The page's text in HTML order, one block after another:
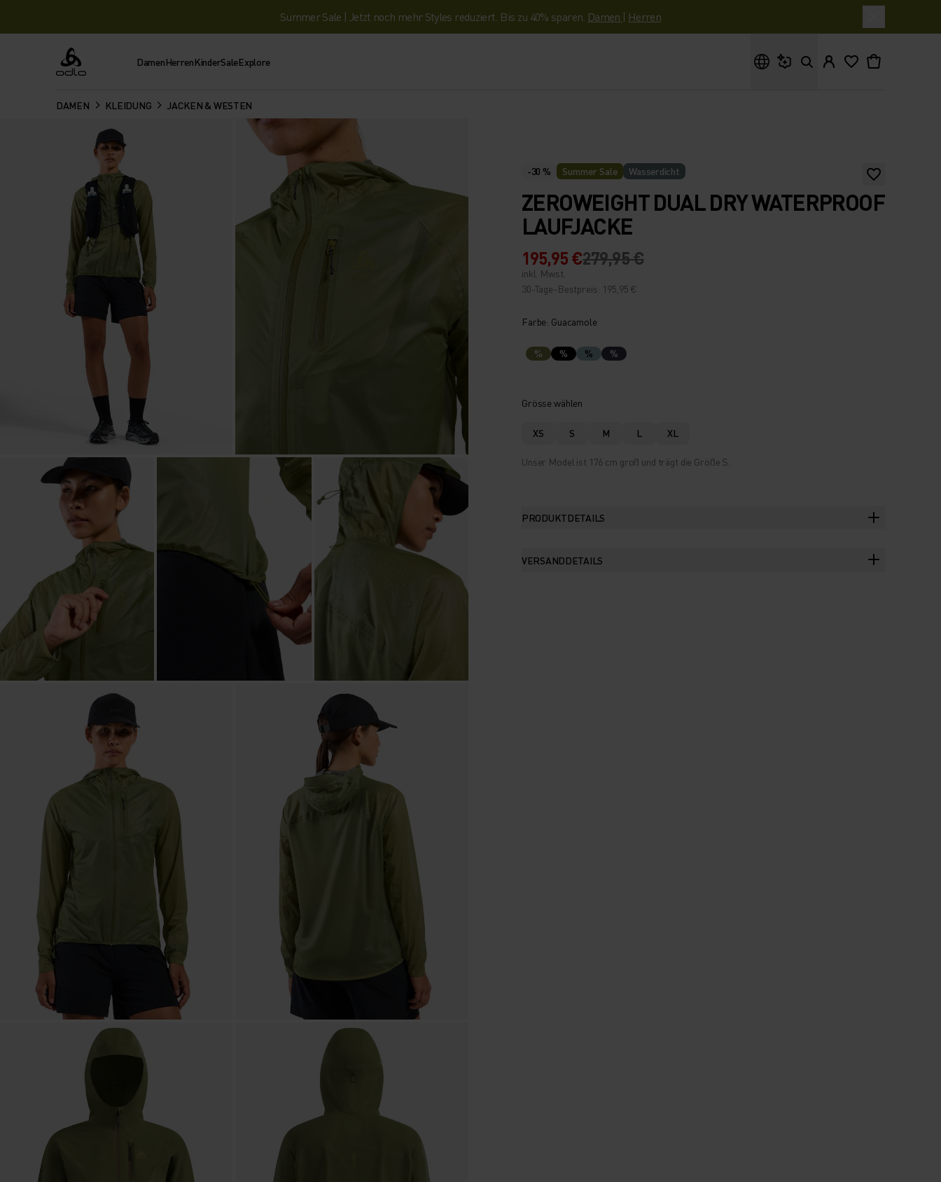
Summer Sale | Jetzt noch mehr Styles reduziert. Bis zu 40% sparen. Damen | Herren
Odlo DamenHerrenKinderSaleExplore
DAMEN KLEIDUNG JACKEN & WESTEN
-30 % Summer Sale Wasserdicht
ZEROWEIGHT DUAL DRY WATERPROOF
LAUFJACKE
195,95 €279,95 €
inkl. Mwst.
30-Tage-Bestpreis: 195,95 €
Farbe: Guacamole
% % % %
Grösse wählen
XS S M L XL
Unser Model ist 176 cm groß und trägt die Größe S.
PRODUKTDETAILS
VERSANDDETAILS